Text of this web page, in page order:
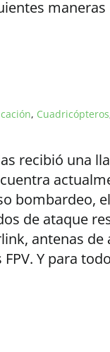
maneras
, Cuadricópteros
recibió una
bombardeo,
de ataque
antenas
Y para